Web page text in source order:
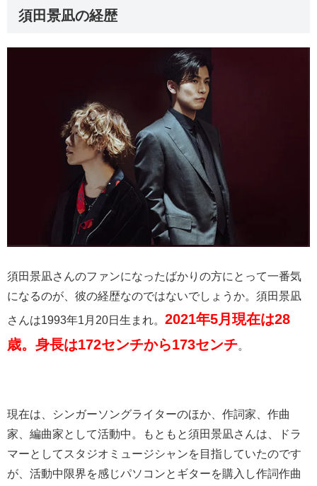
須田景凪の経歴
須田景凪さんのファンになったばかりの方にとって一番気
になるのが、彼の経歴なのではないでしょうか。須田景凪
さんは1993年1月20日生まれ。 2021年5月現在は28
歳。身長は172センチから173センチ。
現在は、シンガーソングライターのほか、作詞家、作曲
家、編曲家として活動中。もともと須田景凪さんは、ドラ
マーとしてスタジオミュージシャンを目指していたのです
が、活動中限界を感じパソコンとギターを購入し作詞作曲